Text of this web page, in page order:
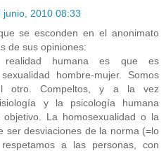
junio, 2010 08:33
se esconden en el anonimato
de sus opiniones:
humana es que es
hombre-mujer. Somos
otro. Compeltos, y a la vez
y la psicología humana
La homosexualidad o la
ser desviaciones de la norma (=lo
a las personas, con